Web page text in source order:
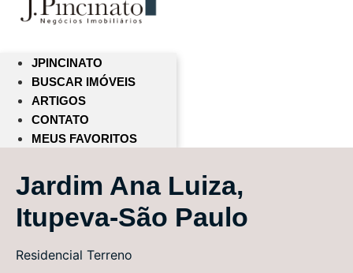
JPINCINATO
BUSCAR IMÓVEIS
ARTIGOS
CONTATO
MEUS FAVORITOS
Jardim Ana Luiza,
Itupeva-São Paulo
Residencial Terreno